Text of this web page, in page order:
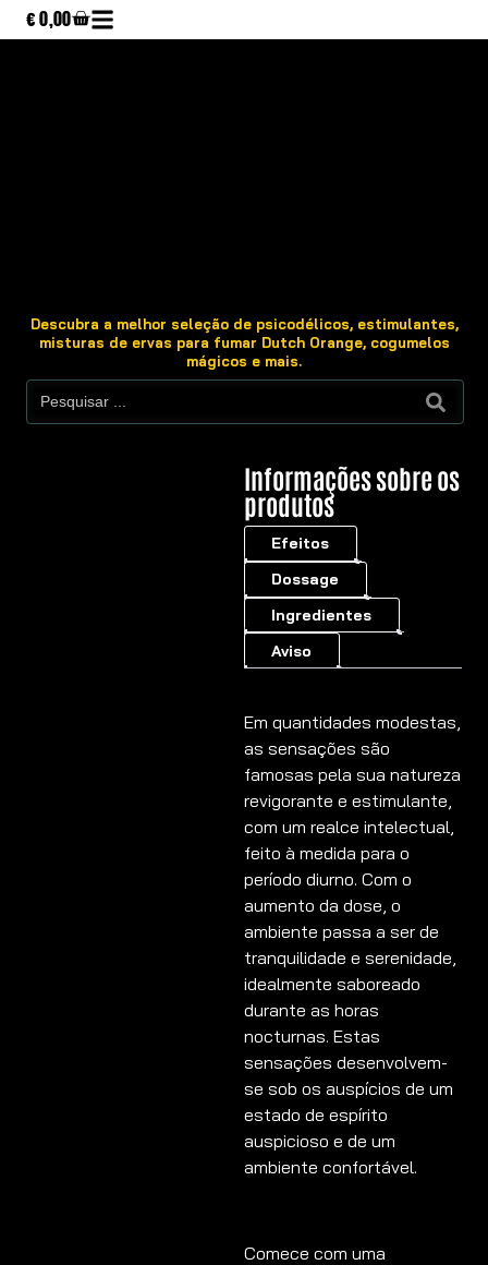
€0,00
Descubra a melhor seleção de psicodélicos, estimulantes,
misturas de ervas para fumar Dutch Orange, cogumelos
mágicos e mais.
Informações sobre os
produtos
Efeitos
Dossage
Ingredientes
Aviso
Em quantidades modestas,
as sensações são
famosas pela sua natureza
revigorante e estimulante,
com um realce intelectual,
feito à medida para o
período diurno. Com o
aumento da dose, o
ambiente passa a ser de
tranquilidade e serenidade,
idealmente saboreado
durante as horas
nocturnas. Estas
sensações desenvolvem-
se sob os auspícios de um
estado de espírito
auspicioso e de um
ambiente confortável.
Comece com uma